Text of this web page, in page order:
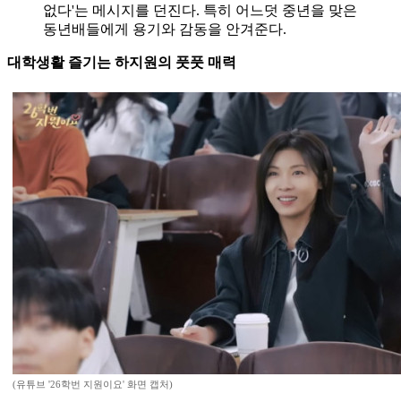
없다'는 메시지를 던진다. 특히 어느덧 중년을 맞은
동년배들에게 용기와 감동을 안겨준다.
대학생활 즐기는 하지원의 풋풋 매력
(유튜브 '26학번 지원이요' 화면 캡처)